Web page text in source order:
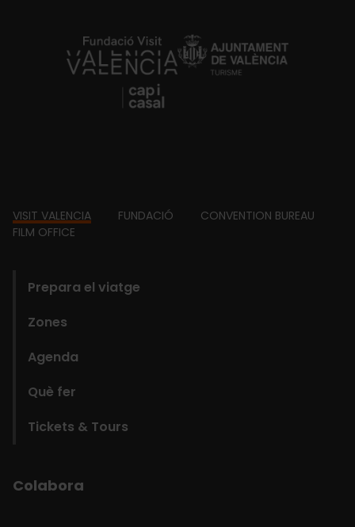
https://fundacion.visitvalencia.com/
Footer
VISIT VALENCIA FUNDACIÓ
CONVENTION BUREAU
FILM OFFICE
Prepara el viatge
Zones
Agenda
Què fer
Tickets & Tours
Colabora